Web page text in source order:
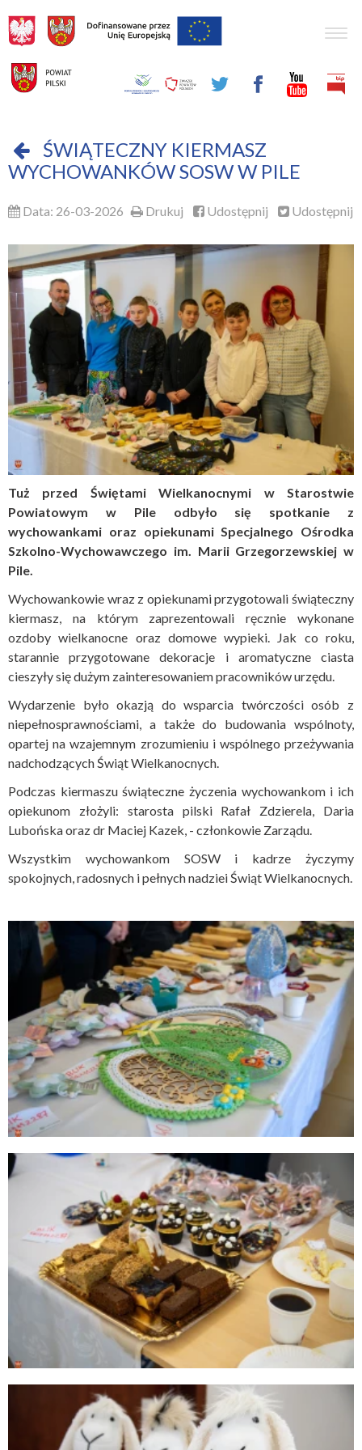
ŚWIĄTECZNY KIERMASZ
WYCHOWANKÓW SOSW W PILE
Data: 26-03-2026 Drukuj Udostępnij Udostępnij
Tuż przed Świętami Wielkanocnymi w Starostwie
Powiatowym w Pile odbyło się spotkanie z
wychowankami oraz opiekunami Specjalnego Ośrodka
Szkolno-Wychowawczego im. Marii Grzegorzewskiej w
Pile.
Wychowankowie wraz z opiekunami przygotowali świąteczny
kiermasz, na którym zaprezentowali ręcznie wykonane
ozdoby wielkanocne oraz domowe wypieki. Jak co roku,
starannie przygotowane dekoracje i aromatyczne ciasta
cieszyły się dużym zainteresowaniem pracowników urzędu.
Wydarzenie było okazją do wsparcia twórczości osób z
niepełnosprawnościami, a także do budowania wspólnoty,
opartej na wzajemnym zrozumieniu i wspólnego przeżywania
nadchodzących Świąt Wielkanocnych.
Podczas kiermaszu świąteczne życzenia wychowankom i ich
opiekunom złożyli: starosta pilski Rafał Zdzierela, Daria
Lubońska oraz dr Maciej Kazek, - członkowie Zarządu.
Wszystkim wychowankom SOSW i kadrze życzymy
spokojnych, radosnych i pełnych nadziei Świąt Wielkanocnych.